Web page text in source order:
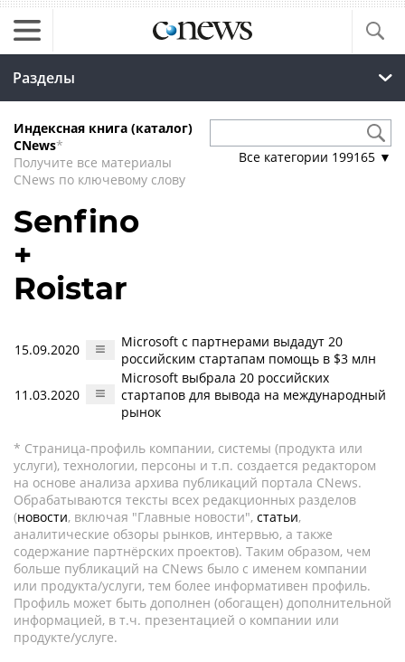
Разделы
Индексная книга (каталог)
CNews*
Получите все материалы
CNews по ключевому слову
Все категории 199165 ▼
Senfino
+
Roistar
15.09.2020
Microsoft с партнерами выдадут 20
российским стартапам помощь в $3 млн
11.03.2020
Microsoft выбрала 20 российских
стартапов для вывода на международный
рынок
* Страница-профиль компании, системы (продукта или
услуги), технологии, персоны и т.п. создается редактором
на основе анализа архива публикаций портала CNews.
Обрабатываются тексты всех редакционных разделов
(новости, включая "Главные новости", статьи,
аналитические обзоры рынков, интервью, а также
содержание партнёрских проектов). Таким образом, чем
больше публикаций на CNews было с именем компании
или продукта/услуги, тем более информативен профиль.
Профиль может быть дополнен (обогащен) дополнительной
информацией, в т.ч. презентацией о компании или
продукте/услуге.